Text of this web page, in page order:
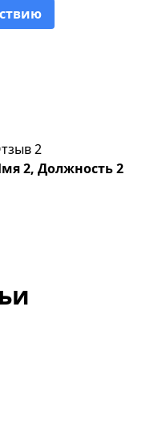
2
2, Должность 2